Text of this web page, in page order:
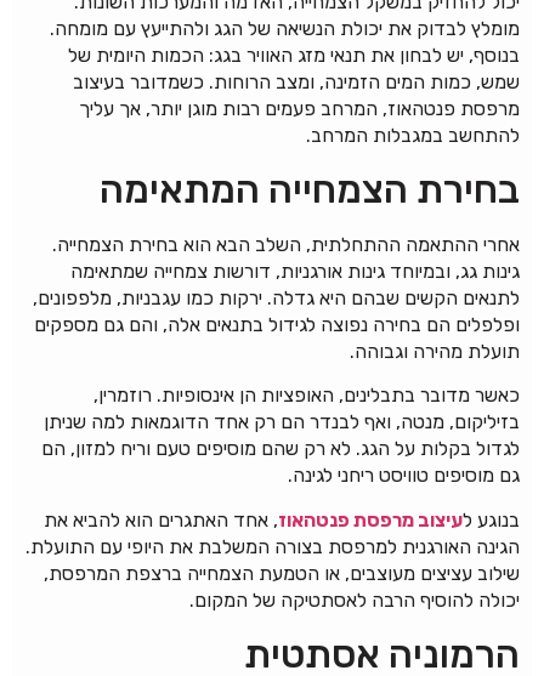
מומלץ לבדוק את יכולת הנשיאה של הגג ולהתייעץ עם מומחה.
בנוסף, יש לבחון את תנאי מזג האוויר בגג: הכמות היומית של
שמש, כמות המים הזמינה, ומצב הרוחות. כשמדובר בעיצוב
מרפסת פנטהאוז, המרחב פעמים רבות מוגן יותר, אך עליך
להתחשב במגבלות המרחב.
בחירת הצמחייה המתאימה
אחרי ההתאמה ההתחלתית, השלב הבא הוא בחירת הצמחייה.
גינות גג, ובמיוחד גינות אורגניות, דורשות צמחייה שמתאימה
לתנאים הקשים שבהם היא גדלה. ירקות כמו עגבניות, מלפפונים,
ופלפלים הם בחירה נפוצה לגידול בתנאים אלה, והם גם מספקים
תועלת מהירה וגבוהה.
כאשר מדובר בתבלינים, האופציות הן אינסופיות. רוזמרין,
בזיליקום, מנטה, ואף לבנדר הם רק אחד הדוגמאות למה שניתן
לגדול בקלות על הגג. לא רק שהם מוסיפים טעם וריח למזון, הם
גם מוסיפים טוויסט ריחני לגינה.
בנוגע לעיצוב מרפסת פנטהאוז, אחד האתגרים הוא להביא את
הגינה האורגנית למרפסת בצורה המשלבת את היופי עם התועלת.
שילוב עציצים מעוצבים, או הטמעת הצמחייה ברצפת המרפסת,
יכולה להוסיף הרבה לאסתטיקה של המקום.
הרמוניה אסתטית